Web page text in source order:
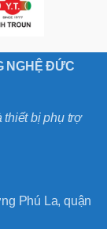
NGHỆ ĐỨC
thiết bị phụ trợ
Phú La, quận